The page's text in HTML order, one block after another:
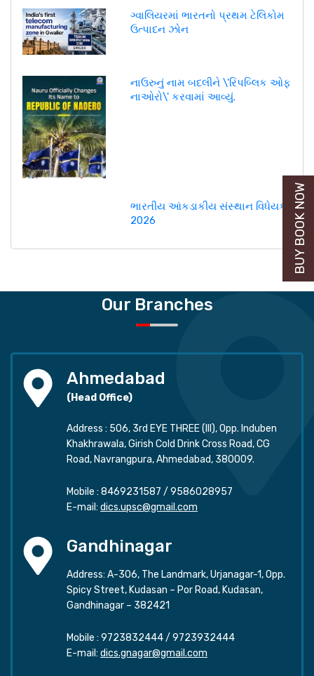
ગ્વાલિયરમાં ભારતનો પ્રથમ ટેલિકોમ
ઉત્પાદન ઝોન
નાઉરુનું નામ બદલીને \'રિપબ્લિક ઓફ
નાઓરો\' કરવામાં આવ્યું.
ભારતીય આંકડાકીય સંસ્થાન વિધેયક,
2026
Our Branches
Ahmedabad
(Head Office)
Address : 506, 3rd EYE THREE (III), Opp. Induben
Khakhrawala, Girish Cold Drink Cross Road, CG
Road, Navrangpura, Ahmedabad, 380009.
Mobile : 8469231587 / 9586028957
E-mail: dics.upsc@gmail.com
Gandhinagar
Address: A-306, The Landmark, Urjanagar-1, Opp.
Spicy Street, Kudasan – Por Road, Kudasan,
Gandhinagar – 382421
Mobile : 9723832444/ 9723932444
E-mail: dics.gnagar@gmail.com
BUY BOOK NOW